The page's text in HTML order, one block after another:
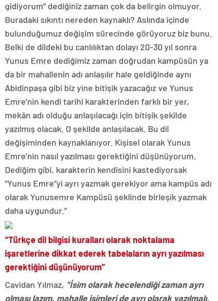
gidiyorum” dediğiniz zaman çok da belirgin olmuyor.
Buradaki sıkıntı nereden kaynaklı? Aslında içinde
bulunduğumuz değişim sürecinde görüyoruz biz bunu.
Belki de dildeki bu canlılıktan dolayı 20-30 yıl sonra
Yunus Emre dediğimiz zaman doğrudan kampüsün ya
da bir mahallenin adı anlaşılır hale geldiğinde aynı
Abidinpaşa gibi biz yine bitişik yazacağız ve Yunus
Emre’nin kendi tarihi karakterinden farklı bir yer,
mekân adı olduğu anlaşılacağı için bitişik şekilde
yazılmış olacak. O şekilde anlaşılacak. Bu dil
değişiminden kaynaklanıyor. Kişisel olarak Yunus
Emre’nin nasıl yazılması gerektiğini düşünüyorum.
Dediğim gibi, karakterin kendisini kastediyorsak
“Yunus Emre”yi ayrı yazmak gerekiyor ama kampüs adı
olarak Yunusemre Kampüsü şeklinde birleşik yazmak
daha uygundur.”
“Türkçe dil bilgisi kuralları olarak noktalama
işaretlerine dikkat ederek tabelaların ayrı yazılması
gerektiğini düşünüyorum”
Cavidan Yılmaz, “İsim olarak hecelendiği zaman ayrı
olması lazım, mahalle isimleri de ayrı olarak yazılmalı.